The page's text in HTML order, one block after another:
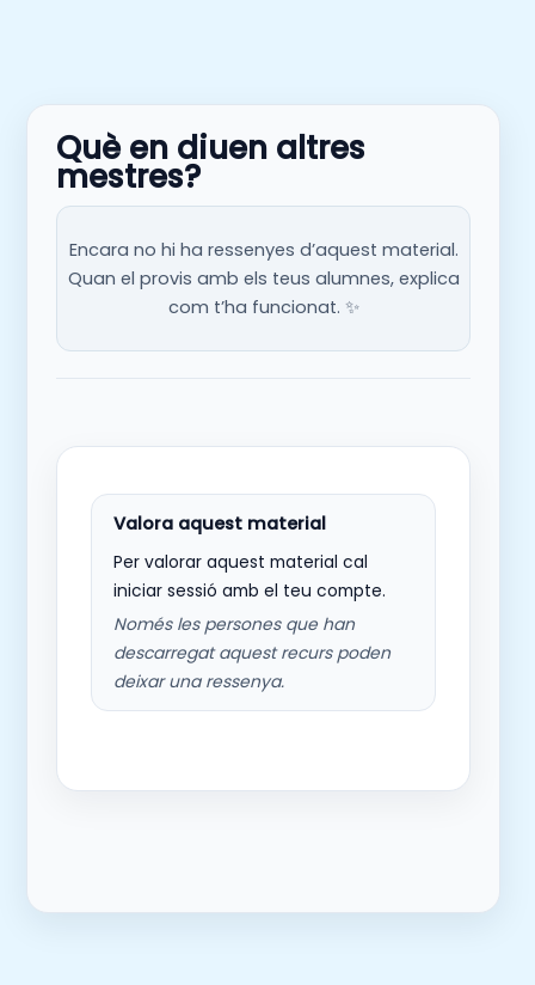
Què en diuen altres
mestres?
Encara no hi ha ressenyes d’aquest material.
Quan el provis amb els teus alumnes, explica
com t’ha funcionat. ✨
Per valorar aquest material cal
iniciar sessió amb el teu compte.
Només les persones que han
descarregat aquest recurs poden
deixar una ressenya.